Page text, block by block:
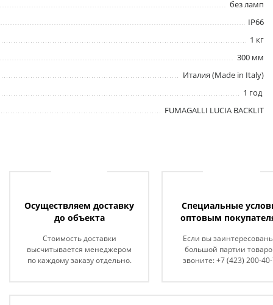
без ламп
IP66
1 кг
300 мм
Италия (Made in Italy)
1 год
FUMAGALLI LUCIA BACKLIT
Осуществляем доставку
до объекта
Стоимость доставки
высчитывается менеджером
по каждому заказу отдельно.
Специальные
оптовым
Если вы
большой партии
звоните: +7 (423) 200-